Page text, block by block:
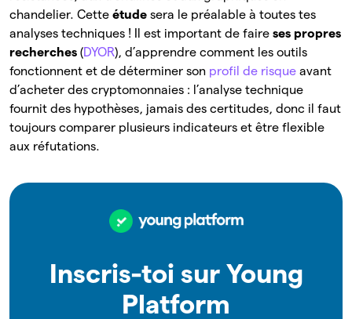
chandelier. Cette étude sera le préalable à toutes tes
analyses techniques ! Il est important de faire ses propres
recherches (DYOR), d’apprendre comment les outils
fonctionnent et de déterminer son profil de risque avant
d’acheter des cryptomonnaies : l’analyse technique
fournit des hypothèses, jamais des certitudes, donc il faut
toujours comparer plusieurs indicateurs et être flexible
aux réfutations.
Inscris-toi sur Young
Platform